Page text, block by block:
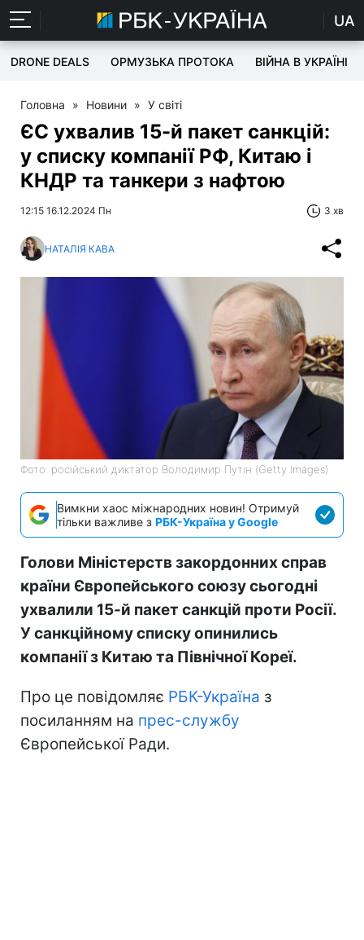
UA
DRONE DEALS ОРМУЗЬКА ПРОТОКА ВІЙНА В УКРАЇНІ
Головна » Новини » У світі
ЄС ухвалив 15-й пакет санкцій:
у списку компанії РФ, Китаю і
КНДР та танкери з нафтою
12:15 16.12.2024 Пн 3 хв
НАТАЛІЯ КАВА
Фото: російський диктатор Володимир Путін (Getty Images)
Вимкни хаос міжнародних новин! Отримуй
тільки важливе з РБК-Україна у Google
Голови Міністерств закордонних справ
країни Європейського союзу сьогодні
ухвалили 15-й пакет санкцій проти Росії.
У санкційному списку опинились
компанії з Китаю та Північної Кореї.
Про це повідомляє РБК-Україна з
посиланням на прес-службу
Європейської Ради.